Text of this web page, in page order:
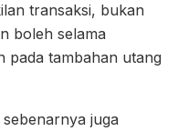
transaksi, bukan
boleh selama
pada tambahan utang
juga